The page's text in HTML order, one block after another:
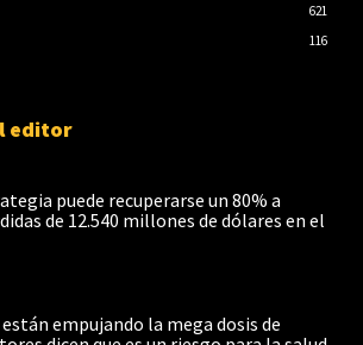
621
116
editor
puede recuperarse un 80% a
de 12.540 millones de dólares en el
empujando la mega dosis de